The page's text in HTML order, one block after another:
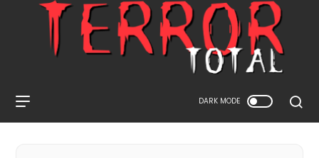
DARK MODE